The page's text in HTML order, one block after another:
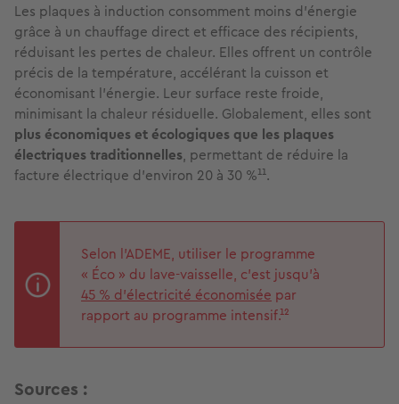
Les plaques à induction consomment moins d'énergie
grâce à un chauffage direct et efficace des récipients,
réduisant les pertes de chaleur. Elles offrent un contrôle
précis de la température, accélérant la cuisson et
économisant l'énergie. Leur surface reste froide,
minimisant la chaleur résiduelle. Globalement, elles sont
plus économiques et écologiques que les plaques
électriques traditionnelles, permettant de réduire la
facture électrique d'environ 20 à 30 %¹¹.
Selon l’ADEME, utiliser le programme
« Éco » du lave-vaisselle, c’est jusqu’à
45 % d’électricité économisée par
rapport au programme intensif.¹²
Sources :